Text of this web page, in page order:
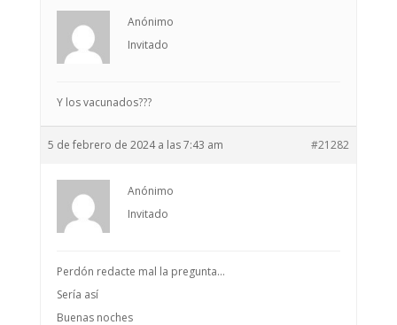
Anónimo
Invitado
Y los vacunados???
5 de febrero de 2024 a las 7:43 am #21282
Anónimo
Invitado
Perdón redacte mal la pregunta…
Sería así
Buenas noches